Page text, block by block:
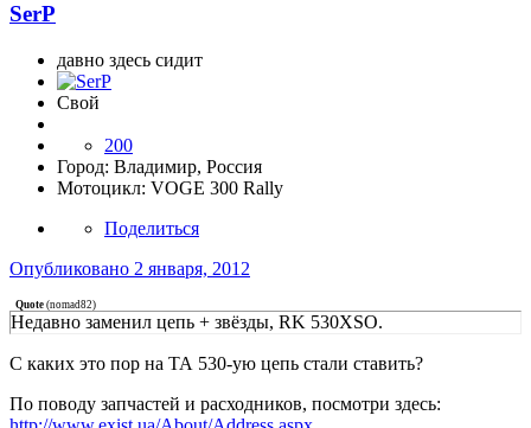
SerP
давно здесь сидит
Свой
200
Город: Владимир, Россия
Мотоцикл: VOGE 300 Rally
Поделиться
Опубликовано 2 января, 2012
Quote (nomad82)
Недавно заменил цепь + звёзды, RK 530XSO.
С каких это пор на ТА 530-ую цепь стали ставить?
По поводу запчастей и расходников, посмотри здесь: